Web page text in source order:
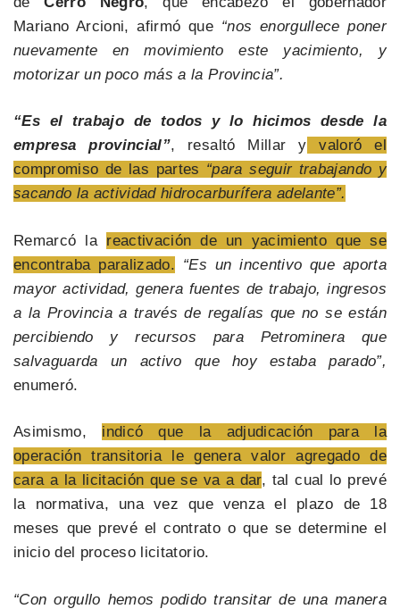
Mariano Arcioni, afirmó que “nos enorgullece poner
nuevamente en movimiento este yacimiento, y
motorizar un poco más a la Provincia”.
“Es el trabajo de todos y lo hicimos desde la
empresa provincial”, resaltó Millar y valoró el
compromiso de las partes “para seguir trabajando y
sacando la actividad hidrocarburífera adelante”.
Remarcó la reactivación de un yacimiento que se
encontraba paralizado. “Es un incentivo que aporta
mayor actividad, genera fuentes de trabajo, ingresos
a la Provincia a través de regalías que no se están
percibiendo y recursos para Petrominera que
salvaguarda un activo que hoy estaba parado”,
enumeró.
Asimismo, indicó que la adjudicación para la
operación transitoria le genera valor agregado de
cara a la licitación que se va a dar, tal cual lo prevé
la normativa, una vez que venza el plazo de 18
meses que prevé el contrato o que se determine el
inicio del proceso licitatorio.
“Con orgullo hemos podido transitar de una manera